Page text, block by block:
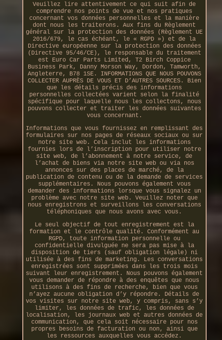
Veuillez lire attentivement ce qui suit afin de
comprendre nos points de vue et nos pratiques
concernant vos données personnelles et la manière
dont nous les traiterons. Aux fins du Règlement
général sur la protection des données (Règlement UE
2016/679, le cas échéant, le « RGPD ») et de la
Directive européenne sur la protection des données
(Directive 95/46/CE), le responsable du traitement
est Euro Car Parts Limited, T2 Birch Coppice
Business Park, Danny Morson Way, Dordon, Tamworth,
Angleterre, B78 1SE. INFORMATIONS QUE NOUS POUVONS
COLLECTER AUPRÈS DE VOUS ET D’AUTRES SOURCES. Bien
que les détails précis des informations
personnelles collectées varient selon la finalité
spécifique pour laquelle nous les collectons, nous
pouvons collecter et traiter les données suivantes
vous concernant.
Informations que vous fournissez en remplissant des
formulaires sur nos pages de réseaux sociaux ou sur
notre site web. Cela inclut les informations
fournies lors de l’inscription pour utiliser notre
site web, de l’abonnement à notre service, de
l’achat de biens via notre site web ou via nos
annonces sur des places de marché, de la
publication de contenu ou de la demande de services
supplémentaires. Nous pouvons également vous
demander des informations lorsque vous signalez un
problème avec notre site web. Veuillez noter que
nous enregistrons et surveillons les conversations
téléphoniques que nous avons avec vous.
Le seul objectif de tout enregistrement est la
formation et le contrôle qualité. Conformément au
RGPD, toute information personnelle ou
confidentielle divulguée ne sera pas mise à la
disposition de tiers (sauf obligation légale) ni
utilisée à des fins de marketing. Les conversations
enregistrées sont supprimées dans les trois mois
suivant leur enregistrement. Nous pouvons également
vous demander de répondre à des enquêtes que nous
utilisons à des fins de recherche, bien que vous
n’ayez aucune obligation d’y répondre. Détails de
vos visites sur notre site web, y compris, sans s’y
limiter, les données de trafic, les données de
localisation, les journaux web et autres données de
communication, que cela soit nécessaire pour nos
propres besoins de facturation ou non, ainsi que
les ressources auxquelles vous accédez.